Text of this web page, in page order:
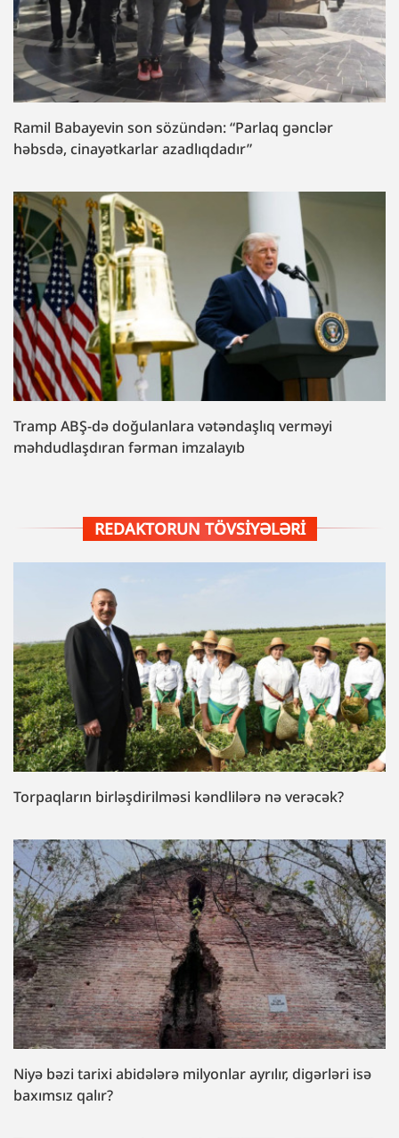
Ramil Babayevin son sözündən: “Parlaq gənclər
həbsdə, cinayətkarlar azadlıqdadır”
Tramp ABŞ-də doğulanlara vətəndaşlıq verməyi
məhdudlaşdıran fərman imzalayıb
REDAKTORUN TÖVSIYƏLƏRI
Torpaqların birləşdirilməsi kəndlilərə nə verəcək?
Niyə bəzi tarixi abidələrə milyonlar ayrılır, digərləri isə
baxımsız qalır?